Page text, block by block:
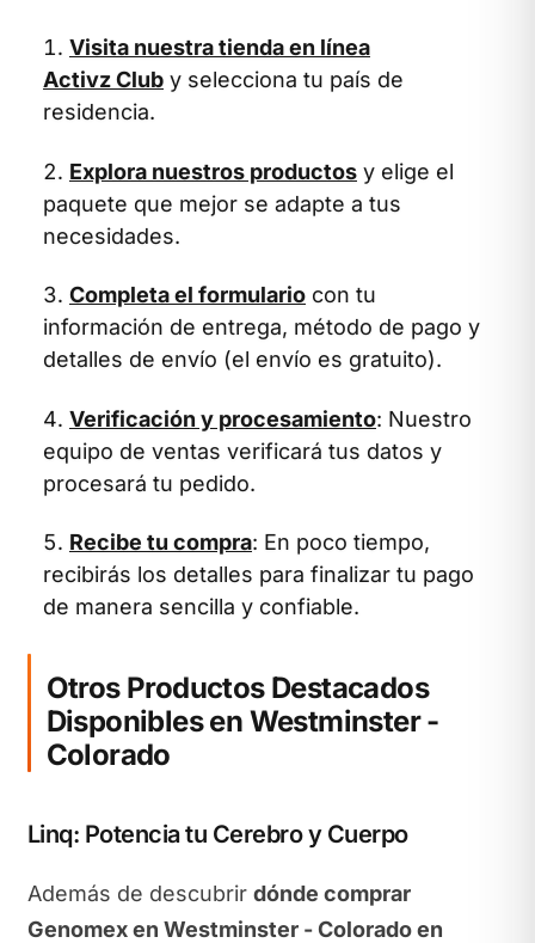
Visita nuestra tienda en línea
Activz Club y selecciona tu país de
residencia.
Explora nuestros productos y elige el
paquete que mejor se adapte a tus
necesidades.
Completa el formulario con tu
información de entrega, método de pago y
detalles de envío (el envío es gratuito).
Verificación y procesamiento: Nuestro
equipo de ventas verificará tus datos y
procesará tu pedido.
Recibe tu compra: En poco tiempo,
recibirás los detalles para finalizar tu pago
de manera sencilla y confiable.
Otros Productos Destacados
Disponibles en Westminster -
Colorado
Linq: Potencia tu Cerebro y Cuerpo
Además de descubrir dónde comprar
Genomex en Westminster - Colorado en